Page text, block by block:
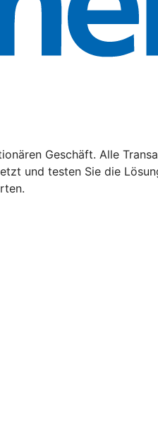
Geschäft. Alle
und testen Sie die